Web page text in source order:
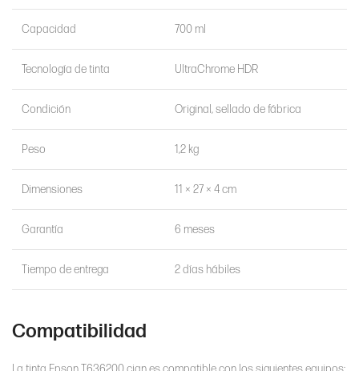
Capacidad 700 ml
Tecnología de tinta UltraChrome HDR
Condición Original, sellado de fábrica
Peso 1,2 kg
Dimensiones 11 × 27 × 4 cm
Garantía 6 meses
Tiempo de entrega 2 días hábiles
Compatibilidad